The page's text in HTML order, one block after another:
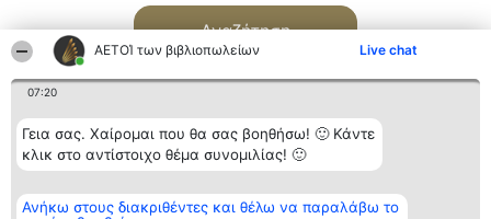
ΑΕΤΟΊ των βιβλιοπωλείων Live chat
07:20
Γεια σας. Χαίρομαι που θα σας βοηθήσω! 🙂 Κάντε
κλικ στο αντίστοιχο θέμα συνομιλίας! 🙂
Ανήκω στους διακριθέντες και θέλω να παραλάβω το
Αναζήτηση
Διοργανωτής της
κατάταξης
Κατάταξη
Διακριθέντες
Επικοινωνία
Επικοινωνία